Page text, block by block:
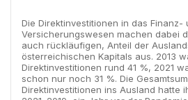
Die Direktinvestitionen in das Finanz-
Versicherungswesen machen dabei
auch rückläufigen, Anteil der
österreichischen Kapitals aus. 2013
Direktinvestitionen rund 41 %, 2021
schon nur noch 31 %. Die
Direktinvestitionen ins Ausland hatte